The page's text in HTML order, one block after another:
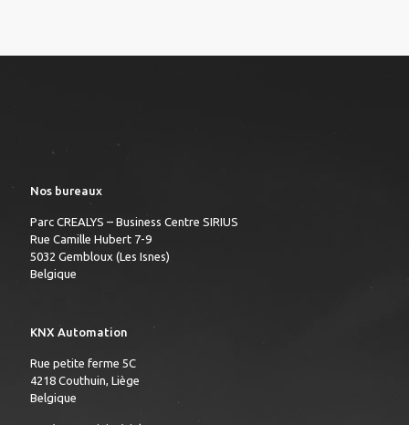
Nos bureaux
Parc CREALYS – Business Centre SIRIUS
Rue Camille Hubert 7-9
5032 Gembloux (Les Isnes)
Belgique
KNX Automation
Rue petite ferme 5C
4218 Couthuin, Liège
Belgique